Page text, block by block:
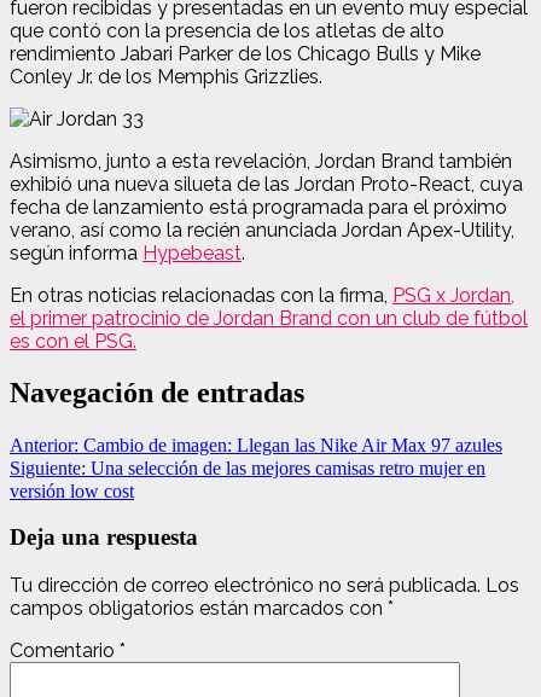
fueron recibidas y presentadas en un evento muy especial
que contó con la presencia de los atletas de alto
rendimiento Jabari Parker de los Chicago Bulls y Mike
Conley Jr. de los Memphis Grizzlies.
Asimismo, junto a esta revelación, Jordan Brand también
exhibió una nueva silueta de las Jordan Proto-React, cuya
fecha de lanzamiento está programada para el próximo
verano, así como la recién anunciada Jordan Apex-Utility,
según informa Hypebeast.
En otras noticias relacionadas con la firma, PSG x Jordan,
el primer patrocinio de Jordan Brand con un club de fútbol
es con el PSG.
Navegación de entradas
Anterior: Cambio de imagen: Llegan las Nike Air Max 97 azules
Siguiente: Una selección de las mejores camisas retro mujer en
versión low cost
Deja una respuesta
Tu dirección de correo electrónico no será publicada. Los
campos obligatorios están marcados con *
Comentario *